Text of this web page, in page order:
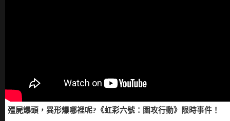
殭屍爆頭，異形爆哪裡呢?《虹彩六號：圍攻行動》限時事件！